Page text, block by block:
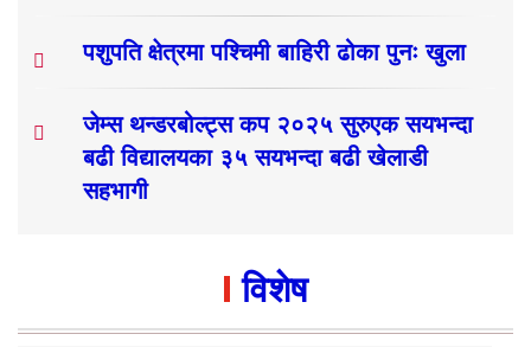
पशुपति क्षेत्रमा पश्चिमी बाहिरी ढोका पुनः खुला
जेम्स थन्डरबोल्ट्स कप २०२५ सुरुएक सयभन्दा
बढी विद्यालयका ३५ सयभन्दा बढी खेलाडी
सहभागी
विशेष